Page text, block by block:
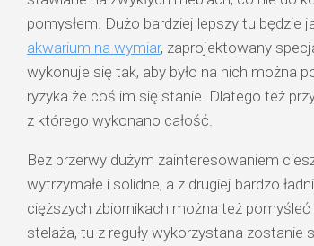
pomysłem. Dużo bardziej lepszy tu będzie
akwarium na wymiar, zaprojektowany
wykonuje się tak, aby było na nich można
ryzyka że coś im się stanie. Dlatego też
z którego wykonano całość.
Bez przerwy dużym zainteresowaniem
wytrzymałe i solidne, a z drugiej bardzo
cięższych zbiornikach można też
stelaża, tu z reguły wykorzystana